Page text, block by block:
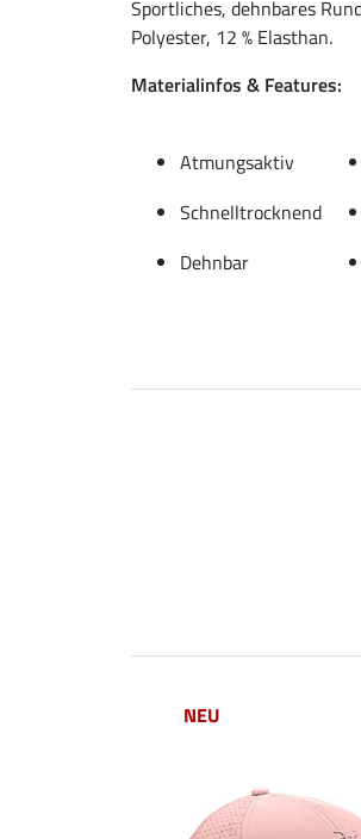
Sportliches, dehnbares
Polyester, 12 % Elasthan.
Materialinfos & Features:
Atmungsaktiv
Schnelltrocknend
Dehnbar
NEU